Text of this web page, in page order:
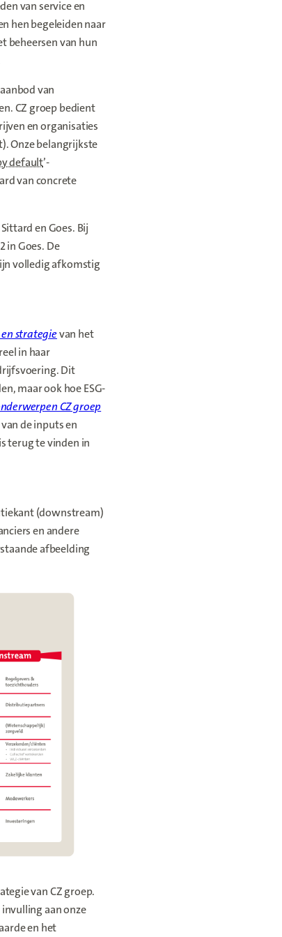
van service en
hen begeleiden naar
beheersen van hun
van
CZ groep bedient
en organisaties
Onze belangrijkste
default’-
van concrete
en Goes. Bij
in Goes. De
volledig afkomstig
strategievan het
in haar
Dit
maar ook hoe ESG-
CZ groep
de inputs en
terug te vinden in
(downstream)
en andere
afbeelding
van CZ groep.
aan onze
en het